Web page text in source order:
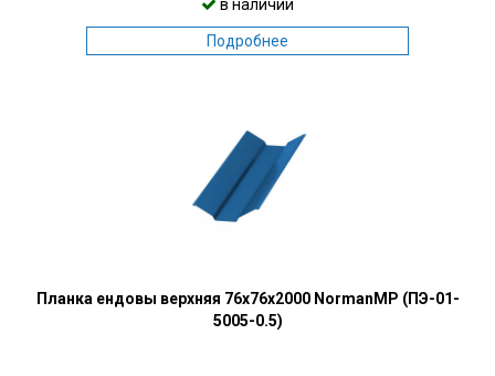
в наличии
Подробнее
Планка ендовы верхняя 76х76х2000 NormanMP (ПЭ-01-
5005-0.5)